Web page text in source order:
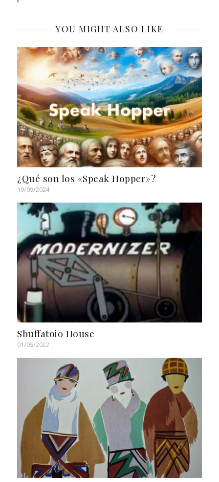
YOU MIGHT ALSO LIKE
¿Qué son los «Speak Hopper»?
19/09/2024
Sbuffatoio House
01/05/2022